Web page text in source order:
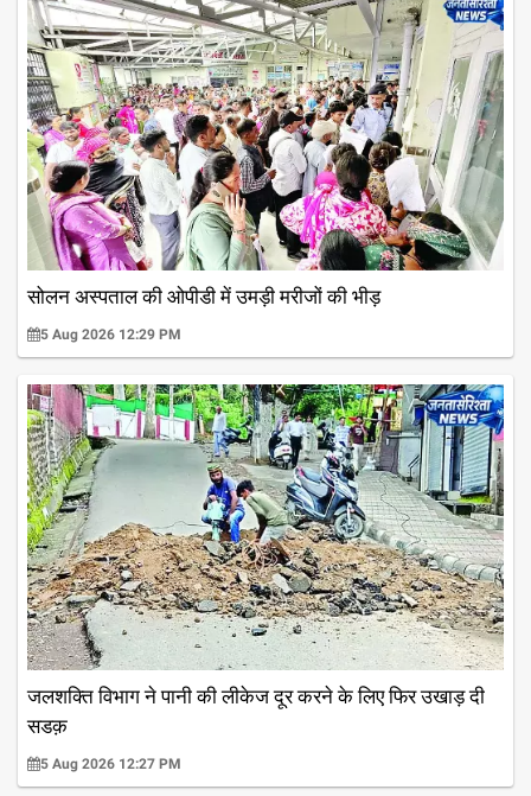
सोलन अस्पताल की ओपीडी में उमड़ी मरीजों की भीड़
5 Aug 2026 12:29 PM
जलशक्ति विभाग ने पानी की लीकेज दूर करने के लिए फिर उखाड़ दी
सडक़
5 Aug 2026 12:27 PM